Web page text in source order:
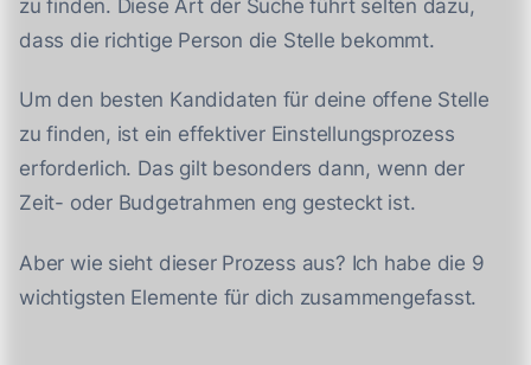
zu finden. Diese Art der Suche führt selten dazu,
dass die richtige Person die Stelle bekommt.
Um den besten Kandidaten für deine offene Stelle
zu finden, ist ein effektiver Einstellungsprozess
erforderlich. Das gilt besonders dann, wenn der
Zeit- oder Budgetrahmen eng gesteckt ist.
Aber wie sieht dieser Prozess aus? Ich habe die 9
wichtigsten Elemente für dich zusammengefasst.